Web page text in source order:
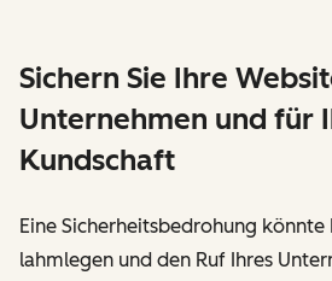
Sichern Sie Ihre
Unternehmen und für
Kundschaft
Eine Sicherheitsbedrohung könnte
lahmlegen und den Ruf Ihres